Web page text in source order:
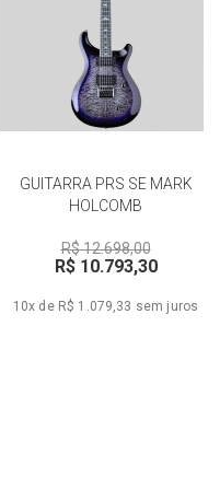
GUITARRA PRS SE MARK
HOLCOMB
R$ 12.698,00
R$ 10.793,30
10x de R$ 1.079,33 sem juros